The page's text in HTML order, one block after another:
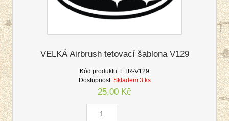
VELKÁ Airbrush tetovací šablona V129
Kód produktu: ETR-V129
Dostupnost: Skladem 3 ks
25,00 Kč